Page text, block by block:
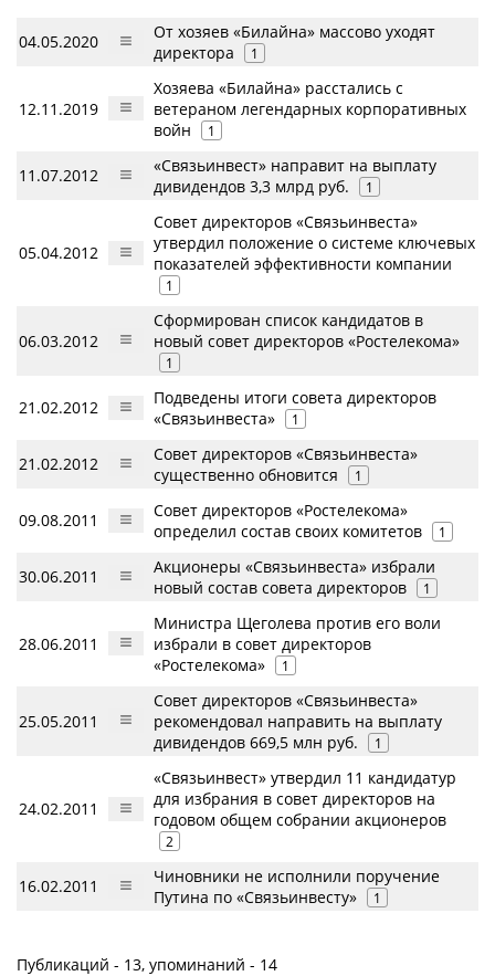
04.05.2020
От хозяев «Билайна» массово уходят
директора
1
12.11.2019
Хозяева «Билайна» расстались с
ветераном легендарных корпоративных
войн
1
11.07.2012
«Связьинвест» направит на выплату
дивидендов 3,3 млрд руб.
1
05.04.2012
Совет директоров «Связьинвеста»
утвердил положение о системе ключевых
показателей эффективности компании
1
06.03.2012
Сформирован список кандидатов в
новый совет директоров «Ростелекома»
1
21.02.2012
Подведены итоги совета директоров
«Связьинвеста»
1
21.02.2012
Совет директоров «Связьинвеста»
существенно обновится
1
09.08.2011
Совет директоров «Ростелекома»
определил состав своих комитетов
1
30.06.2011
Акционеры «Связьинвеста» избрали
новый состав совета директоров
1
28.06.2011
Министра Щеголева против его воли
избрали в совет директоров
«Ростелекома»
1
25.05.2011
Совет директоров «Связьинвеста»
рекомендовал направить на выплату
дивидендов 669,5 млн руб.
1
24.02.2011
«Связьинвест» утвердил 11 кандидатур
для избрания в совет директоров на
годовом общем собрании акционеров
2
16.02.2011
Чиновники не исполнили поручение
Путина по «Связьинвесту»
1
Публикаций - 13, упоминаний - 14